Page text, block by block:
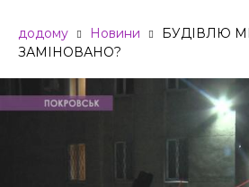
додому Новини
БУДІВЛЮ
ЗАМІНОВАНО?